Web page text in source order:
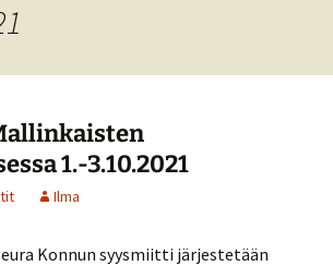
1.-3.10.2021
Ilma
Konnun syysmiitti järjestetään